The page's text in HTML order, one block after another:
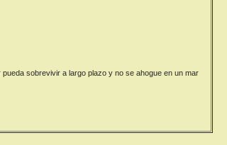
sobrevivir a largo plazo y no se ahogue en un mar